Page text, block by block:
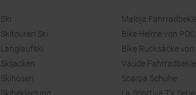
Ski
Skitouren Ski
Langlaufski
Skijacken
Skihosen
Maloja
Bike Helme von POC
Bike Rucksäcke von
Vaude
Scarpa Schuhe